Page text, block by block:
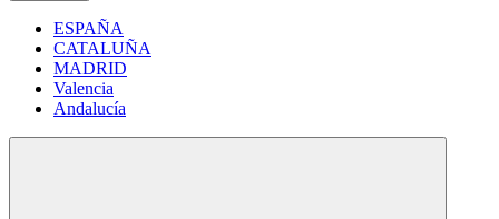
ESPAÑA
CATALUÑA
MADRID
Valencia
Andalucía